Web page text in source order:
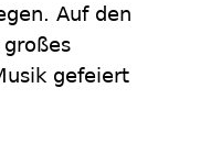
Auf den
gefeiert